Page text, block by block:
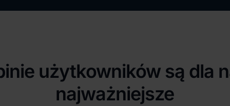
użytkowników są dla
najważniejsze